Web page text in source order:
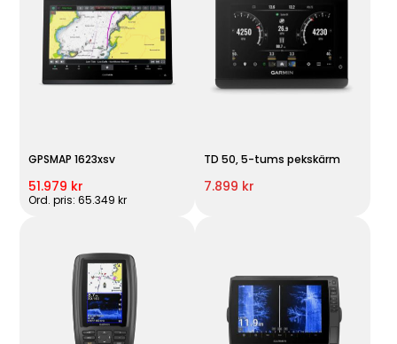
GPSMAP 1623xsv
51.979 kr
Ord. pris: 65.349 kr
TD 50, 5-tums pekskärm
7.899 kr